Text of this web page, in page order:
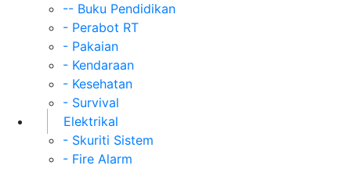
-- Buku Pendidikan
- Perabot RT
- Pakaian
- Kendaraan
- Kesehatan
- Survival
Elektrikal
- Skuriti Sistem
- Fire Alarm